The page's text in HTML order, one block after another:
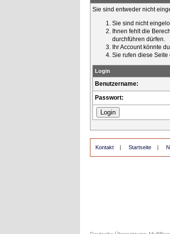
Sie sind entweder nicht
Sie sind nicht
Ihnen fehlt die
durchführen dürfen.
Ihr Account könnte
Sie rufen diese
Login
Benutzername:
Passwort:
Kontakt | Startseite |